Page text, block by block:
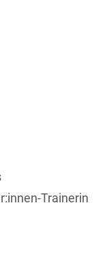
Trainerin